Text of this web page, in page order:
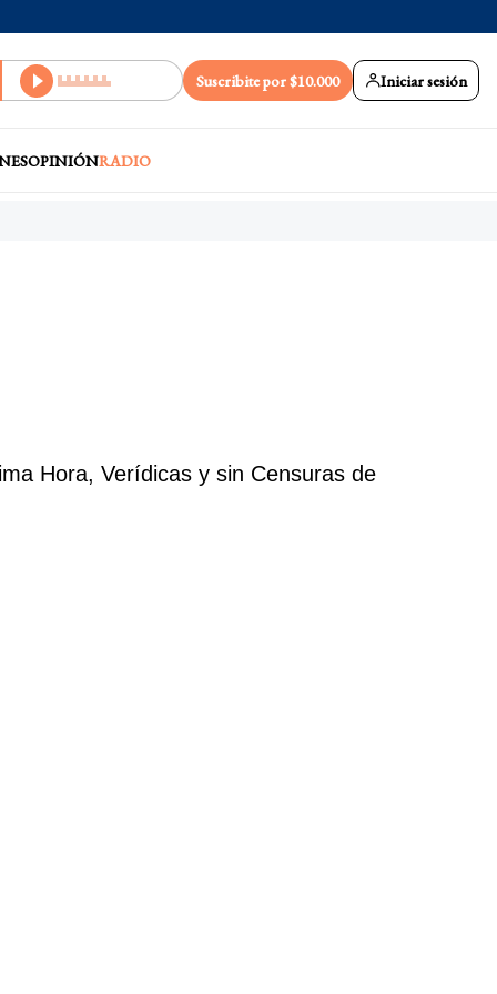
Suscribite por $10.000 Iniciar sesión
OPINIÓNRADIO
Hora, Verídicas y sin Censuras de